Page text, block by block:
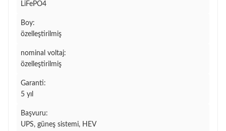
LiFePO4
Boy:
özelleştirilmiş
nominal voltaj:
özelleştirilmiş
Garanti:
5 yıl
Başvuru:
UPS, güneş sistemi, HEV